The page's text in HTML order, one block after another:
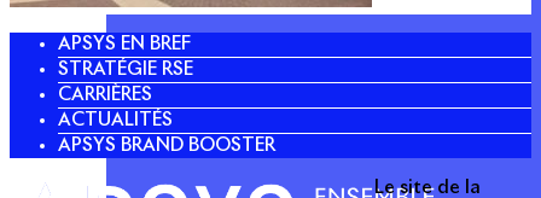
APSYS EN BREF
STRATÉGIE RSE
CARRIÈRES
ACTUALITÉS
APSYS BRAND BOOSTER
Le site de la